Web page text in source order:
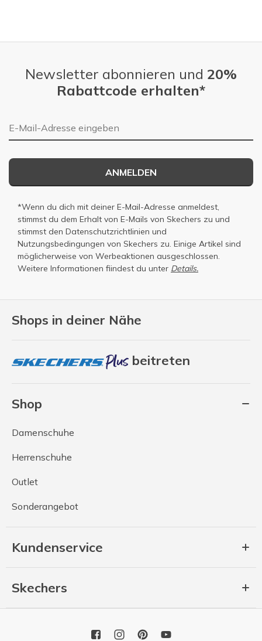
Shops in deiner Nähe
beitreten
Shop
Damenschuhe
Herrenschuhe
Outlet
Sonderangebot
Kundenservice
Skechers
Newsletter abonnieren und 20%
Rabattcode erhalten*
E-Mail-Adresse
ANMELDEN
*Wenn du dich mit deiner E-Mail-Adresse anmeldest,
stimmst du dem Erhalt von E-Mails von Skechers zu und
stimmst den Datenschutzrichtlinien und
Nutzungsbedingungen von Skechers zu. Einige Artikel sind
möglicherweise von Werbeaktionen ausgeschlossen.
Weitere Informationen fiindest du unter Details.